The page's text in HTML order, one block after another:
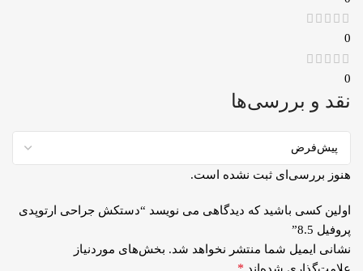
0
0
نقد و بررسی‌ها
هنوز بررسی‌ای ثبت نشده است.
اولین کسی باشید که دیدگاهی می نویسد “دستکش جراحی ارتوپدی
پروفیل 8.5”
نشانی ایمیل شما منتشر نخواهد شد. بخش‌های موردنیاز
*